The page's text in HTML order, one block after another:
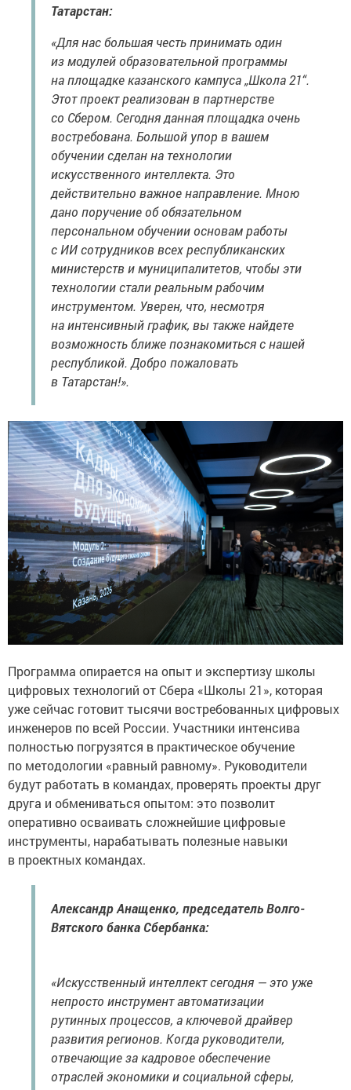
Татарстан:
«Для нас большая честь принимать один
из модулей образовательной программы
на площадке казанского кампуса „Школа 21“.
Этот проект реализован в партнерстве
со Сбером. Сегодня данная площадка очень
востребована. Большой упор в вашем
обучении сделан на технологии
искусственного интеллекта. Это
действительно важное направление. Мною
дано поручение об обязательном
персональном обучении основам работы
с ИИ сотрудников всех республиканских
министерств и муниципалитетов, чтобы эти
технологии стали реальным рабочим
инструментом. Уверен, что, несмотря
на интенсивный график, вы также найдете
возможность ближе познакомиться с нашей
республикой. Добро пожаловать
в Татарстан!».
Программа опирается на опыт и экспертизу школы
цифровых технологий от Сбера «Школы 21», которая
уже сейчас готовит тысячи востребованных цифровых
инженеров по всей России. Участники интенсива
полностью погрузятся в практическое обучение
по методологии «равный равному». Руководители
будут работать в командах, проверять проекты друг
друга и обмениваться опытом: это позволит
оперативно осваивать сложнейшие цифровые
инструменты, нарабатывать полезные навыки
в проектных командах.
Александр Анащенко, председатель Волго-
Вятского банка Сбербанка:
«Искусственный интеллект сегодня — это уже
непросто инструмент автоматизации
рутинных процессов, а ключевой драйвер
развития регионов. Когда руководители,
отвечающие за кадровое обеспечение
отраслей экономики и социальной сферы,